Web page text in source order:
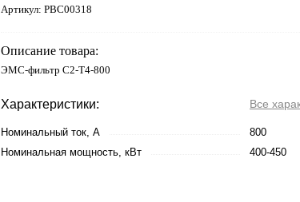
Артикул: PBC00318
Описание товара:
ЭМС-фильтр C2-T4-800
Характеристики: Все
Номинальный ток, А
800
Номинальная мощность, кВт
400-450